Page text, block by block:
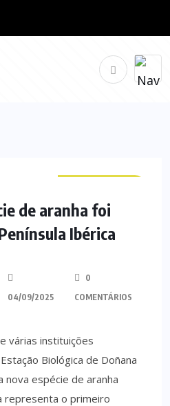
de aranha foi
Ibérica
04/09/2025
0
COMENTÁRIOS
várias instituições
Biológica de Doñana
nova espécie de aranha
representa o primeiro